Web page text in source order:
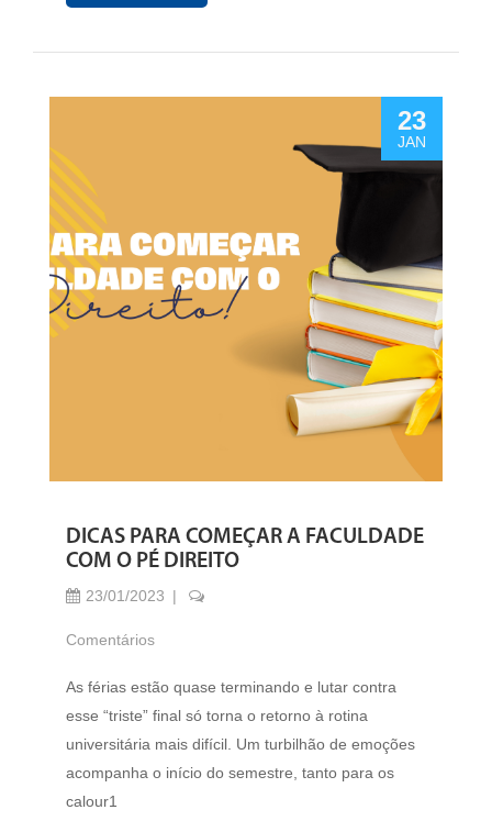
23
JAN
DICAS PARA COMEÇAR A FACULDADE
COM O PÉ DIREITO
23/01/2023
Comentários
As férias estão quase terminando e lutar contra
esse “triste” final só torna o retorno à rotina
universitária mais difícil. Um turbilhão de emoções
acompanha o início do semestre, tanto para os
calour1